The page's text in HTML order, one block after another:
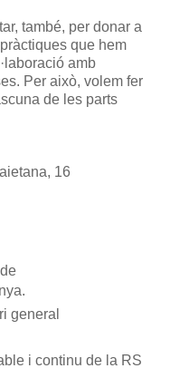
també, per donar a
que hem
amb
Per això, volem fer
de les parts
16
general
i continu de la RS